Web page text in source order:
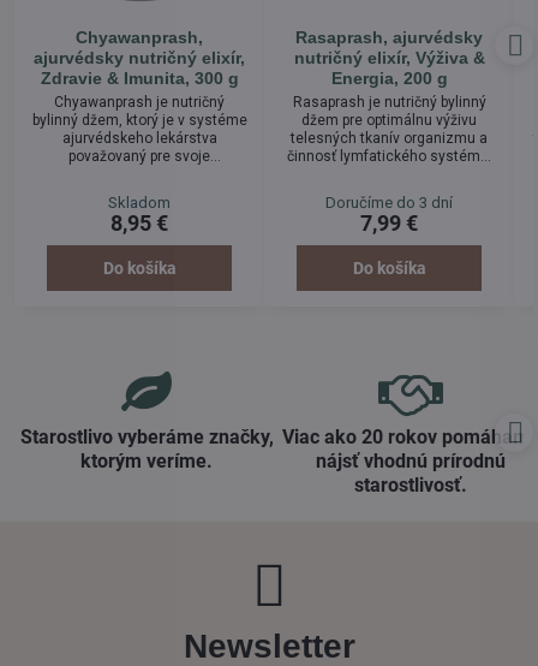
Chyawanprash,
ajurvédsky nutričný elixír,
Zdravie & Imunita, 300 g
Chyawanprash je nutričný
bylinný džem, ktorý je v systéme
ajurvédskeho lekárstva
považovaný pre svoje
kombinácie bylín, ktoré svojimi
antioxidačnými vlastnosťami
prospievajú
gastrointestinálnemu zdraviu,
Skladom
8,95 €
Do košíka
Rasaprash, ajurvédsky
nutričný elixír, Výživa &
Energia, 200 g
Rasaprash je nutričný bylinný
džem pre optimálnu výživu
telesných tkanív organizmu a
činnosť lymfatického systému.
a nedostatkom tekutín. Prejavuje
sa napríklad psychickou
nestabilitou, precitlivenosťou,
únavou, slabosťou,
Doručíme do 3 dní
7,99 €
Do košíka
Starostlivo vyberáme značky,
ktorým veríme​.
Viac ako 20 rokov
nájsť vhodnú prírodnú
starostlivosť​.
Newsletter